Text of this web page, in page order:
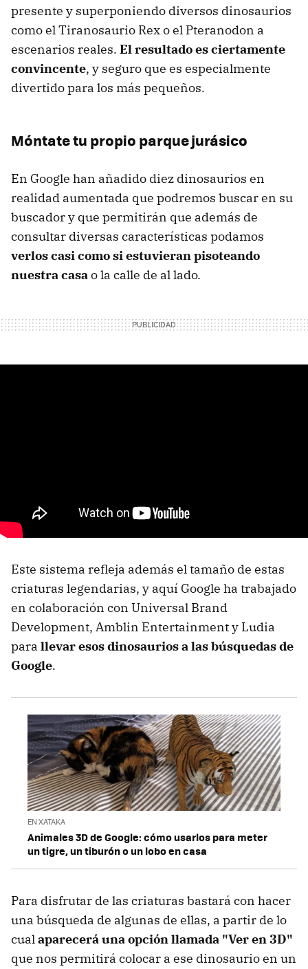
presente y superponiendo diversos dinosaurios
como el Tiranosaurio Rex o el Pteranodon a
escenarios reales. El resultado es ciertamente
convincente, y seguro que es especialmente
divertido para los más pequeños.
Móntate tu propio parque jurásico
En Google han añadido diez dinosaurios en
realidad aumentada que podremos buscar en su
buscador y que permitirán que además de
consultar diversas características podamos
verlos casi como si estuvieran pisoteando
nuestra casao la calle de al lado.
Este sistema refleja además el tamaño de estas
criaturas legendarias, y aquí Google ha trabajado
en colaboración con Universal Brand
Development, Amblin Entertainment y Ludia
para llevar esos dinosaurios a las búsquedas de
Google.
EN XATAKA
Animales 3D de Google: cómo usarlos para meter
un tigre, un tiburón o un lobo en casa
Para disfrutar de las criaturas bastará con hacer
una búsqueda de algunas de ellas, a partir de lo
cualaparecerá una opción llamada "Ver en 3D"
que nos permitirá colocar a ese dinosaurio en un